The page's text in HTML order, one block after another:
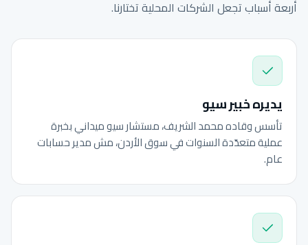
أربعة أسباب تجعل الشركات المحلية تختارنا.
يديره خبير سيو
تأسس وقاده محمد الشريف، مستشار سيو ميداني بخبرة
عملية متعدّدة السنوات في سوق الأردن، مش مدير حسابات
عام.